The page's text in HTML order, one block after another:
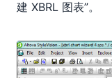
建 XBRL 图表”。